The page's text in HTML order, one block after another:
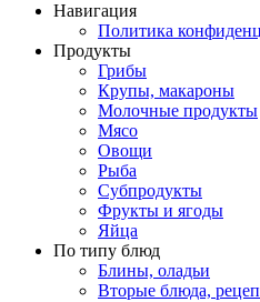
Навигация
Политика
Продукты
Грибы
Крупы, макароны
Молочные продукты
Мясо
Овощи
Рыба
Субпродукты
Фрукты и ягоды
Яйца
По типу блюд
Блины, оладьи
Вторые блюда,